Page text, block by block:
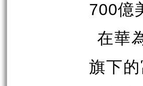
700億
在華
旗下